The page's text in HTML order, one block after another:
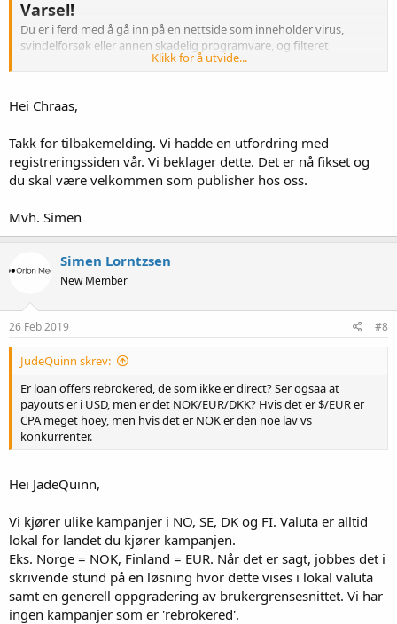
Varsel!
Du er i ferd med å gå inn på en nettside som inneholder virus,
svindelforsøk eller annen skadelig programvare, og filteret
Nettvern fra Telenor har derfor stoppet deg.
Klikk for å utvide...
Hei Chraas,
Takk for tilbakemelding. Vi hadde en utfordring med
registreringssiden vår. Vi beklager dette. Det er nå fikset og
du skal være velkommen som publisher hos oss.
Mvh. Simen
Simen Lorntzsen
New Member
26 Feb 2019 #8
JudeQuinn skrev:
Er loan offers rebrokered, de som ikke er direct? Ser ogsaa at
payouts er i USD, men er det NOK/EUR/DKK? Hvis det er $/EUR er
CPA meget hoey, men hvis det er NOK er den noe lav vs
konkurrenter.
Hei JadeQuinn,
Vi kjører ulike kampanjer i NO, SE, DK og FI. Valuta er alltid
lokal for landet du kjører kampanjen.
Eks. Norge = NOK, Finland = EUR. Når det er sagt, jobbes det i
skrivende stund på en løsning hvor dette vises i lokal valuta
samt en generell oppgradering av brukergrensesnittet. Vi har
ingen kampanjer som er 'rebrokered'.